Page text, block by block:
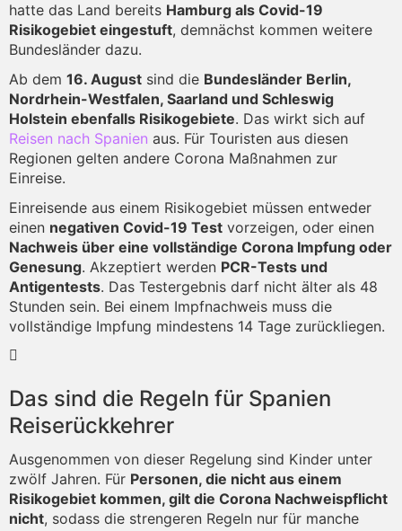
hatte das Land bereits Hamburg als Covid-19
Risikogebiet eingestuft, demnächst kommen weitere
Bundesländer dazu.
Ab dem 16. August sind die Bundesländer Berlin,
Nordrhein-Westfalen, Saarland und Schleswig
Holstein ebenfalls Risikogebiete. Das wirkt sich auf
Reisen nach Spanien aus. Für Touristen aus diesen
Regionen gelten andere Corona Maßnahmen zur
Einreise.
Einreisende aus einem Risikogebiet müssen entweder
einen negativen Covid-19 Test vorzeigen, oder einen
Nachweis über eine vollständige Corona Impfung oder
Genesung. Akzeptiert werden PCR-Tests und
Antigentests. Das Testergebnis darf nicht älter als 48
Stunden sein. Bei einem Impfnachweis muss die
vollständige Impfung mindestens 14 Tage zurückliegen.
Das sind die Regeln für Spanien
Reiserückkehrer
Ausgenommen von dieser Regelung sind Kinder unter
zwölf Jahren. Für Personen, die nicht aus einem
Risikogebiet kommen, gilt die Corona Nachweispflicht
nicht, sodass die strengeren Regeln nur für manche